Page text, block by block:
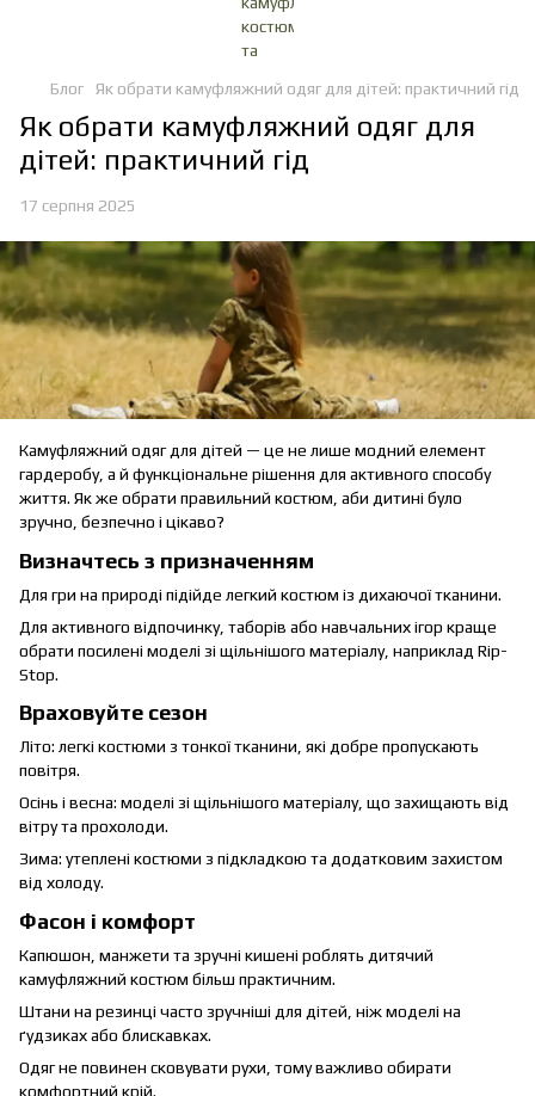
Блог Як обрати камуфляжний одяг для дітей: практичний гід
Як обрати камуфляжний одяг для
дітей: практичний гід
17 серпня 2025
Камуфляжний одяг для дітей — це не лише модний елемент
гардеробу, а й функціональне рішення для активного способу
життя. Як же обрати правильний костюм, аби дитині було
зручно, безпечно і цікаво?
Визначтесь з призначенням
Для гри на природі підійде легкий костюм із дихаючої тканини.
Для активного відпочинку, таборів або навчальних ігор краще
обрати посилені моделі зі щільнішого матеріалу, наприклад Rip-
Stop.
Враховуйте сезон
Літо: легкі костюми з тонкої тканини, які добре пропускають
повітря.
Осінь і весна: моделі зі щільнішого матеріалу, що захищають від
вітру та прохолоди.
Зима: утеплені костюми з підкладкою та додатковим захистом
від холоду.
Фасон і комфорт
Капюшон, манжети та зручні кишені роблять дитячий
камуфляжний костюм більш практичним.
Штани на резинці часто зручніші для дітей, ніж моделі на
ґудзиках або блискавках.
Одяг не повинен сковувати рухи, тому важливо обирати
комфортний крій.